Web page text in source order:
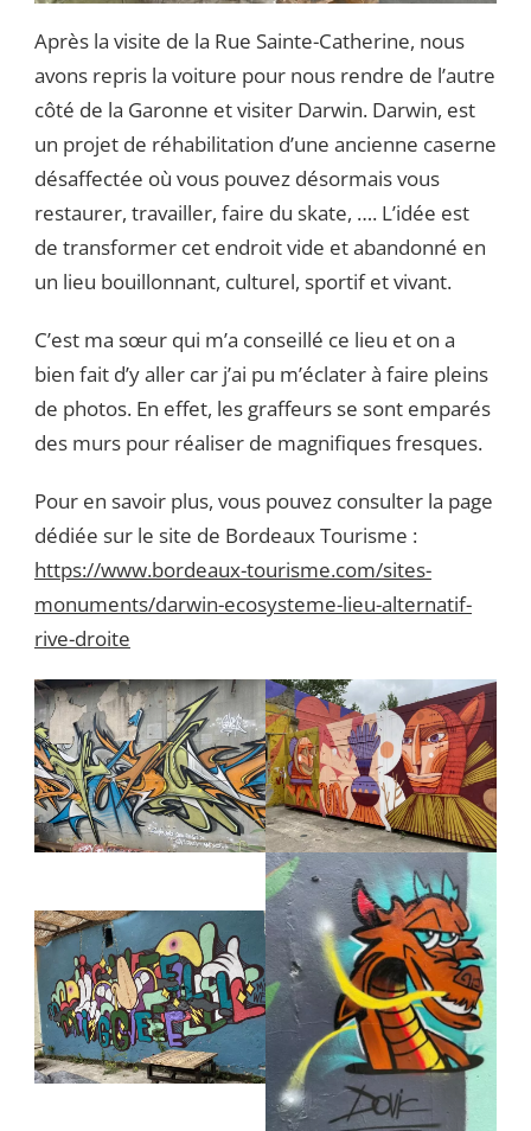
Après la visite de la Rue Sainte-Catherine, nous
avons repris la voiture pour nous rendre de l’autre
côté de la Garonne et visiter Darwin. Darwin, est
un projet de réhabilitation d’une ancienne caserne
désaffectée où vous pouvez désormais vous
restaurer, travailler, faire du skate, …. L’idée est
de transformer cet endroit vide et abandonné en
un lieu bouillonnant, culturel, sportif et vivant.
C’est ma sœur qui m’a conseillé ce lieu et on a
bien fait d’y aller car j’ai pu m’éclater à faire pleins
de photos. En effet, les graffeurs se sont emparés
des murs pour réaliser de magnifiques fresques.
Pour en savoir plus, vous pouvez consulter la page
dédiée sur le site de Bordeaux Tourisme :
https://www.bordeaux-tourisme.com/sites-
monuments/darwin-ecosysteme-lieu-alternatif-
rive-droite